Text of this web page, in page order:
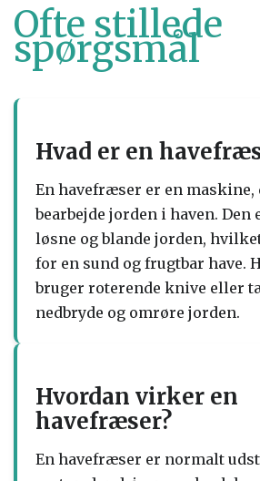
Ofte stillede
spørgsmål
Hvad er en
En havefræser er en maskine,
bearbejde jorden i haven.
løsne og blande jorden,
for en sund og frugtbar have.
bruger roterende knive eller
nedbryde og omrøre jorden.
Hvordan virker en
havefræser?
En havefræser er normalt